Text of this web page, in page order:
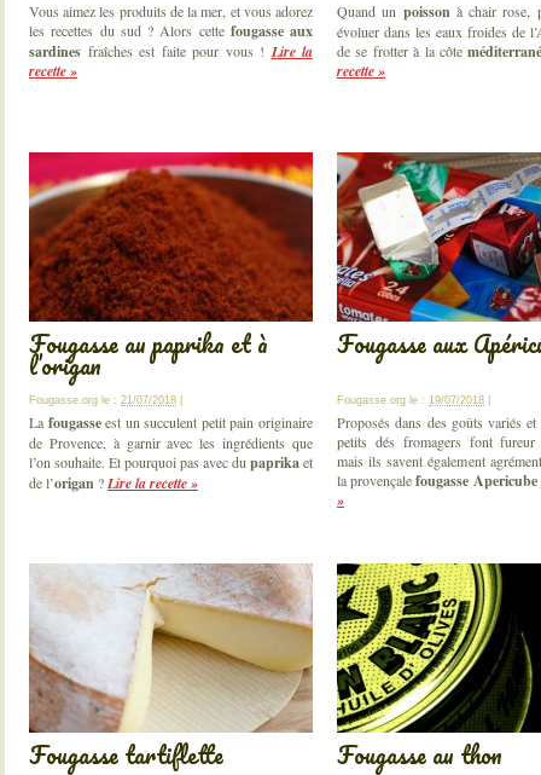
Vous aimez les produits de la mer, et vous adorez
les recettes du sud ? Alors cette fougasse aux
sardines fraîches est faite pour vous ! Lire la
recette »
Quand un poisson à chair rose,
évoluer dans les eaux froides de
de se frotter à la côte
recette »
Fougasse au paprika et à
l’origan
Fougasse.org le : 21/07/2018
La fougasseest un succulent petit pain originaire
de Provence, à garnir avec les ingrédients que
l’on souhaite. Et pourquoi pas avec du paprikaet
de l’origan ?Lire la recette »
Fougasse aux
Fougasse.org le : 19/07/2018
Proposés dans des goûts variés
petits dés fromagers font
mais ils savent également
la provençalefougasse Apericube
»
Fougasse tartiflette Fougasse au thon